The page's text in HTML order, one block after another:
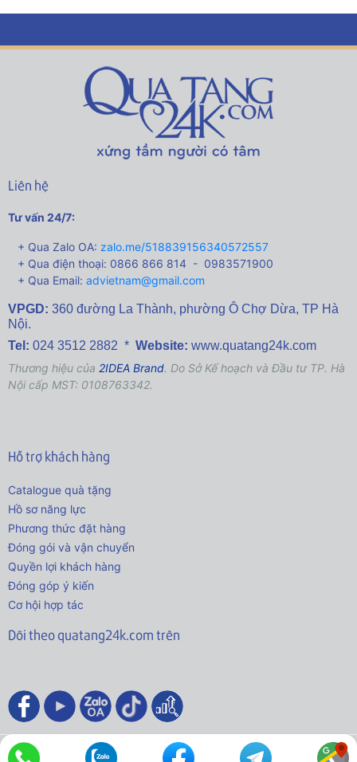
Liên hệ
Tư vấn 24/7:
+ Qua Zalo OA: zalo.me/518839156340572557
+ Qua điện thoại: 0866 866 814 - 0983571900
+ Qua Email: advietnam@gmail.com
VPGD: 360 đường La Thành, phường Ô Chợ Dừa, TP Hà
Nội.
Tel: 024 3512 2882 * Website: www.quatang24k.com
Thương hiệu của 2IDEA Brand. Do Sở Kế hoạch và Đầu tư TP. Hà
Nội cấp MST: 0108763342.
Hỗ trợ khách hàng
Catalogue quà tặng
Hồ sơ năng lực
Phương thức đặt hàng
Đóng gói và vận chuyển
Quyền lợi khách hàng
Đóng góp ý kiến
Cơ hội hợp tác
Dõi theo quatang24k.com trên
© 2021 - Bản quyền thuộc về Quatang24k.com.